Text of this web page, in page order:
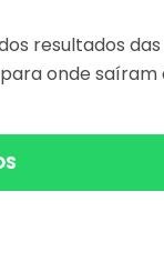
resultados das
onde